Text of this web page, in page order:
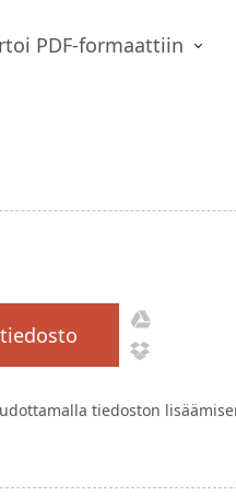
PDF-formaattiin
tiedoston